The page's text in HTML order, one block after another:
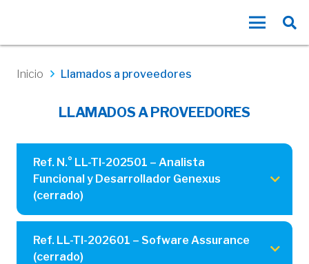
Inicio Llamados a proveedores
LLAMADOS A PROVEEDORES
Ref. N.° LL-TI-202501 – Analista
Funcional y Desarrollador Genexus
(cerrado)
Ref. LL-TI-202601 – Sofware Assurance
(cerrado)